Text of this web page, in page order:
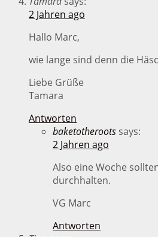
2 Jahren ago
Hallo Marc,
wie lange sind denn die
Liebe Grüße
Tamara
Antworten
baketotheroots says:
2 Jahren ago
Also eine Woche
durchhalten.
VG Marc
Antworten